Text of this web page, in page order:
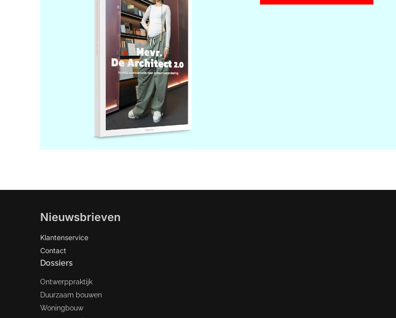
Nieuwsbrieven
Klantenservice
Contact
Dossiers
Ontwerppraktijk
Duurzaam bouwen
Woningbouw